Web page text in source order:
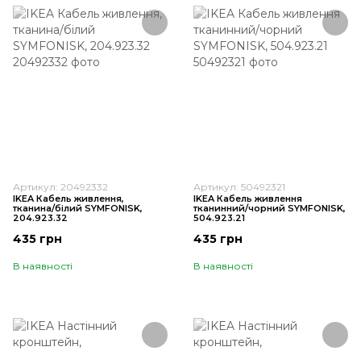
Артикул: 20492332
IKEA Кабель живлення,
тканина/білий SYMFONISK,
204.923.32
435 грн
В наявності
Артикул: 50492321
IKEA Кабель живлення
тканинний/чорний SYMFONISK,
504.923.21
435 грн
В наявності